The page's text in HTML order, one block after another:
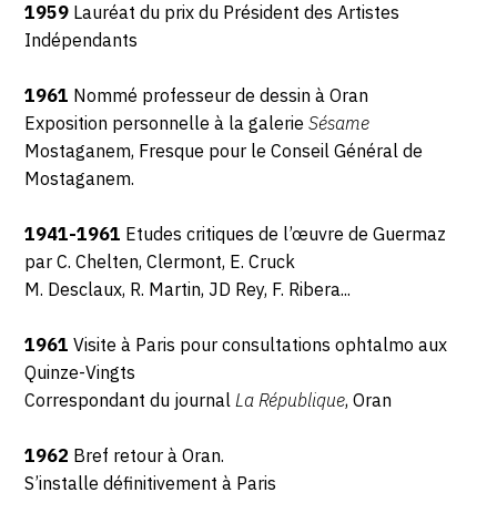
1959 Lauréat du prix du Président des Artistes
Indépendants
1961 Nommé professeur de dessin à Oran
Exposition personnelle à la galerieSésame
Mostaganem, Fresque pour le Conseil Général de
Mostaganem.
1941-1961 Etudes critiques de l’œuvre de Guermaz
par C. Chelten, Clermont, E. Cruck
M. Desclaux, R. Martin, JD Rey, F. Ribera...
1961 Visite à Paris pour consultations ophtalmo aux
Quinze-Vingts
Correspondant du journalLa République, Oran
1962 Bref retour à Oran.
S’installe définitivement à Paris